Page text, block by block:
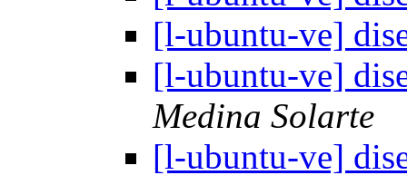
[l-ubuntu-ve]
[l-ubuntu-ve]
Medina Solarte
[l-ubuntu-ve]